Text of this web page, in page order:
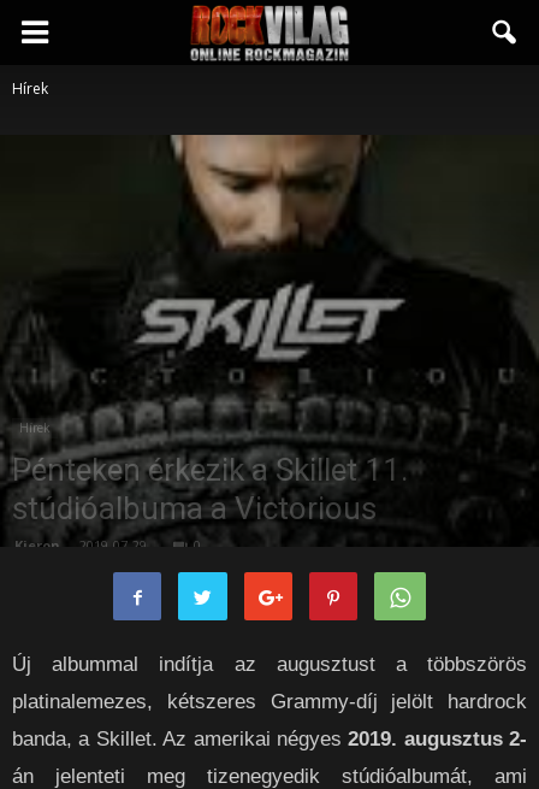
Rockvilág.hu
Hírek
Hírek
Pénteken érkezik a Skillet 11.
stúdióalbuma a Victorious
Kieron - 2019-07-29 0
Új albummal indítja az augusztust a többszörös
platinalemezes, kétszeres Grammy-díj jelölt hardrock
banda, a Skillet. Az amerikai négyes2019. augusztus 2-
án jelenteti meg tizenegyedik stúdióalbumát, ami